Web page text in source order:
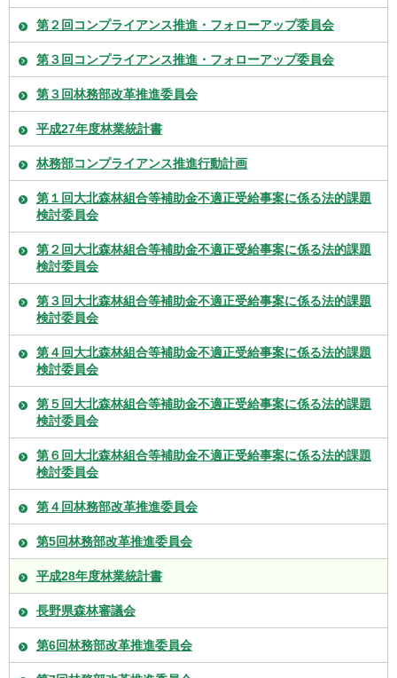
第２回コンプライアンス推進・フォローアップ委員会
第３回コンプライアンス推進・フォローアップ委員会
第３回林務部改革推進委員会
平成27年度林業統計書
林務部コンプライアンス推進行動計画
第１回大北森林組合等補助金不適正受給事案に係る法的課題
検討委員会
第２回大北森林組合等補助金不適正受給事案に係る法的課題
検討委員会
第３回大北森林組合等補助金不適正受給事案に係る法的課題
検討委員会
第４回大北森林組合等補助金不適正受給事案に係る法的課題
検討委員会
第５回大北森林組合等補助金不適正受給事案に係る法的課題
検討委員会
第６回大北森林組合等補助金不適正受給事案に係る法的課題
検討委員会
第４回林務部改革推進委員会
第5回林務部改革推進委員会
平成28年度林業統計書
長野県森林審議会
第6回林務部改革推進委員会